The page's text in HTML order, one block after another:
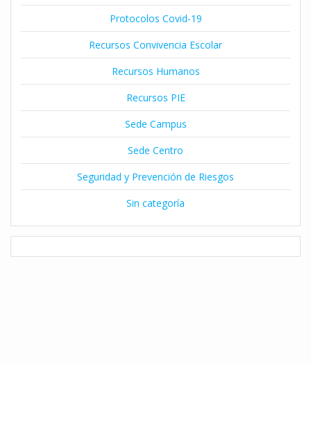
Protocolos Covid-19
Recursos Convivencia Escolar
Recursos Humanos
Recursos PIE
Sede Campus
Sede Centro
Seguridad y Prevención de Riesgos
Sin categoría